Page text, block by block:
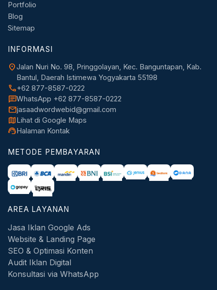
Portfolio
Blog
Sitemap
INFORMASI
location_onJalan Nuri No. 98, Pringgolayan, Kec. Banguntapan, Kab.
Bantul, Daerah Istimewa Yogyakarta 55198
call+62 877-8587-0222
chatWhatsApp +62 877-8587-0222
mailjasaadwordwebid@gmail.com
mapLihat di Google Maps
support_agentHalaman Kontak
METODE PEMBAYARAN
AREA LAYANAN
Jasa Iklan Google Ads
Website & Landing Page
SEO & Optimasi Konten
Audit Iklan Digital
Konsultasi via WhatsApp